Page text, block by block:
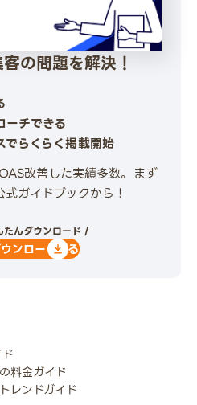
の問題を解決！
ーチできる
でらくらく掲載開始
改善した実績多数。まず
ガイドブックから！
んダウンロード /
ンロードする
料金ガイド
レンドガイド